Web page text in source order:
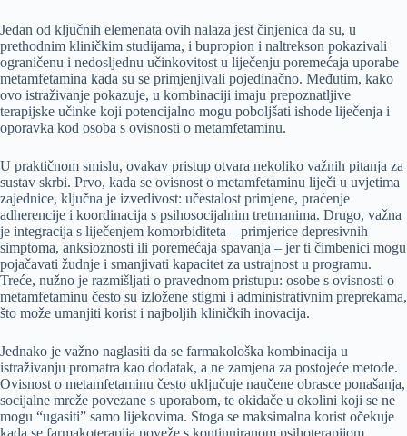
Jedan od ključnih elemenata ovih nalaza jest činjenica da su, u
prethodnim kliničkim studijama, i bupropion i naltrekson pokazivali
ograničenu i nedosljednu učinkovitost u liječenju poremećaja uporabe
metamfetamina kada su se primjenjivali pojedinačno. Međutim, kako
ovo istraživanje pokazuje, u kombinaciji imaju prepoznatljive
terapijske učinke koji potencijalno mogu poboljšati ishode liječenja i
oporavka kod osoba s ovisnosti o metamfetaminu.
U praktičnom smislu, ovakav pristup otvara nekoliko važnih pitanja za
sustav skrbi. Prvo, kada se ovisnost o metamfetaminu liječi u uvjetima
zajednice, ključna je izvedivost: učestalost primjene, praćenje
adherencije i koordinacija s psihosocijalnim tretmanima. Drugo, važna
je integracija s liječenjem komorbiditeta – primjerice depresivnih
simptoma, anksioznosti ili poremećaja spavanja – jer ti čimbenici mogu
pojačavati žudnje i smanjivati kapacitet za ustrajnost u programu.
Treće, nužno je razmišljati o pravednom pristupu: osobe s ovisnosti o
metamfetaminu često su izložene stigmi i administrativnim preprekama,
što može umanjiti korist i najboljih kliničkih inovacija.
Jednako je važno naglasiti da se farmakološka kombinacija u
istraživanju promatra kao dodatak, a ne zamjena za postojeće metode.
Ovisnost o metamfetaminu često uključuje naučene obrasce ponašanja,
socijalne mreže povezane s uporabom, te okidače u okolini koji se ne
mogu “ugasiti” samo lijekovima. Stoga se maksimalna korist očekuje
kada se farmakoterapija poveže s kontinuiranom psihoterapijom,